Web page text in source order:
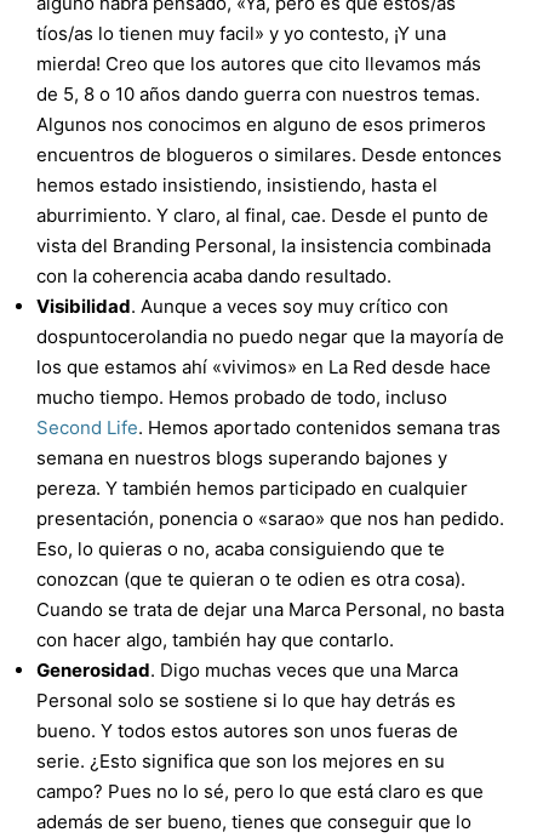
tíos/as lo tienen muy facil» y yo contesto, ¡Y una
mierda! Creo que los autores que cito llevamos más
de 5, 8 o 10 años dando guerra con nuestros temas.
Algunos nos conocimos en alguno de esos primeros
encuentros de blogueros o similares. Desde entonces
hemos estado insistiendo, insistiendo, hasta el
aburrimiento. Y claro, al final, cae. Desde el punto de
vista del Branding Personal, la insistencia combinada
con la coherencia acaba dando resultado.
Visibilidad. Aunque a veces soy muy crítico con
dospuntocerolandia no puedo negar que la mayoría de
los que estamos ahí «vivimos» en La Red desde hace
mucho tiempo. Hemos probado de todo, incluso
Second Life. Hemos aportado contenidos semana tras
semana en nuestros blogs superando bajones y
pereza. Y también hemos participado en cualquier
presentación, ponencia o «sarao» que nos han pedido.
Eso, lo quieras o no, acaba consiguiendo que te
conozcan (que te quieran o te odien es otra cosa).
Cuando se trata de dejar una Marca Personal, no basta
con hacer algo, también hay que contarlo.
Generosidad. Digo muchas veces que una Marca
Personal solo se sostiene si lo que hay detrás es
bueno. Y todos estos autores son unos fueras de
serie. ¿Esto significa que son los mejores en su
campo? Pues no lo sé, pero lo que está claro es que
además de ser bueno, tienes que conseguir que lo